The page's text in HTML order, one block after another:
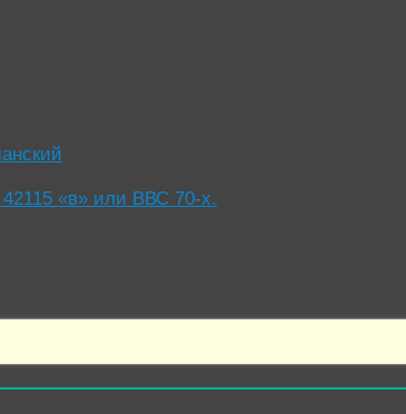
«в» или ВВС 70-х.